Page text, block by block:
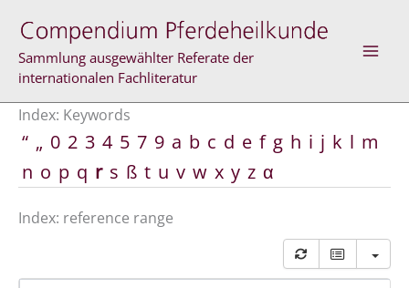
content
Sammlung ausgewählter Referate der
internationalen Fachliteratur
Index: Keywords
“ „ 0 2 3 4 5 7 9 a b c d e f g h i j k l m
n o p q r s ß t u v w x y z α
Index: reference range